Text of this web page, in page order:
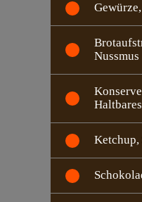
Nussmus
Haltbares
Ketchup,